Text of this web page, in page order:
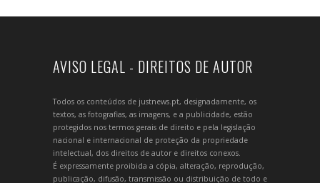
AVISO LEGAL - DIREITOS DE AUTOR
Todos os conteúdos de justnews.pt, designadamente, os
textos, as fotografias, as imagens, e a publicidade, estão
protegidos nos termos gerais de direito e pela legislação
nacional e internacional de proteção da propriedade
intelectual, dos direitos de autor e direitos conexos.
É expressamente proibida a cópia, alteração, reprodução,
publicação, difusão, transmissão ou distribuição de todo e